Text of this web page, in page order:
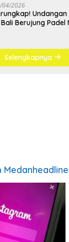
04/2026
Berujung Padel
Selengkapnya